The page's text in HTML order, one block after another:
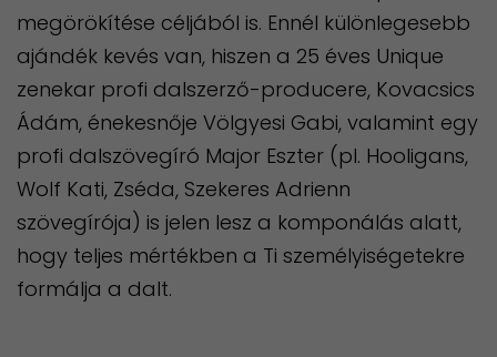
megörökítése céljából is. Ennél különlegesebb
ajándék kevés van, hiszen a 25 éves Unique
zenekar profi dalszerző-producere, Kovacsics
Ádám, énekesnője Völgyesi Gabi, valamint egy
profi dalszövegíró Major Eszter (pl. Hooligans,
Wolf Kati, Zséda, Szekeres Adrienn
szövegírója) is jelen lesz a komponálás alatt,
hogy teljes mértékben a Ti személyiségetekre
formálja a dalt.